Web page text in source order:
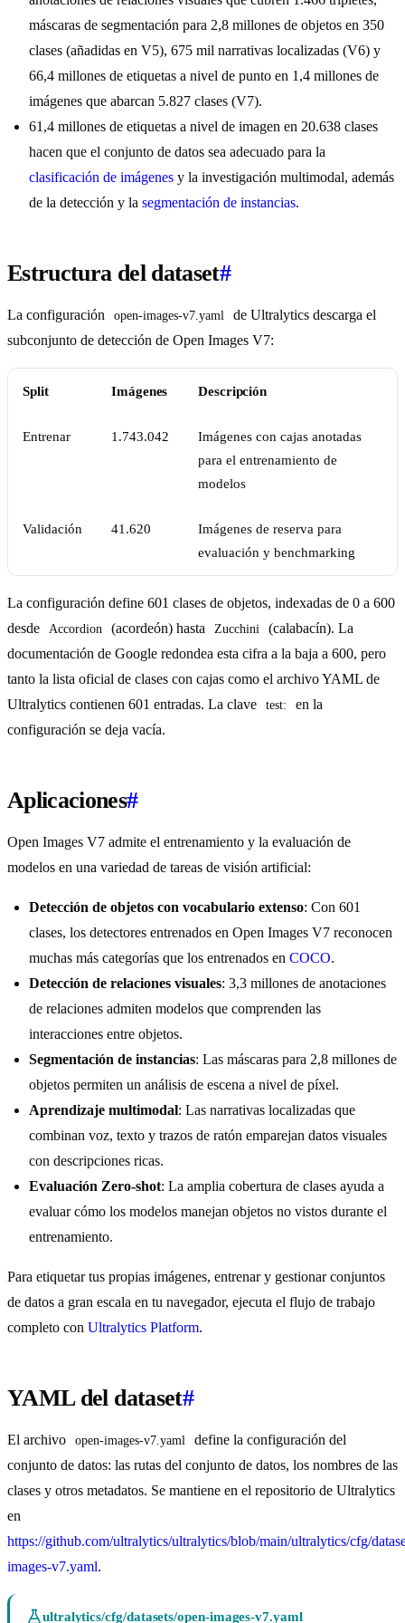
máscaras de segmentación para 2,8 millones de objetos en 350
clases (añadidas en V5), 675 mil narrativas localizadas (V6) y
66,4 millones de etiquetas a nivel de punto en 1,4 millones de
imágenes que abarcan 5.827 clases (V7).
61,4 millones de etiquetas a nivel de imagen en 20.638 clases
hacen que el conjunto de datos sea adecuado para la
clasificación de imágenes y la investigación multimodal, además
de la detección y la segmentación de instancias.
Estructura del dataset#
La configuración open-images-v7.yaml
de Ultralytics descarga el
subconjunto de detección de Open Images V7:
Split Imágenes Descripción
Entrenar 1.743.042
Imágenes con cajas anotadas
para el entrenamiento de
modelos
Validación 41.620
Imágenes de reserva para
evaluación y benchmarking
La configuración define 601 clases de objetos, indexadas de 0 a 600
desde
Accordion (acordeón) hasta Zucchini
(calabacín). La
documentación de Google redondea esta cifra a la baja a 600, pero
tanto la lista oficial de clases con cajas como el archivo YAML de
Ultralytics contienen 601 entradas. La clave
test:
en la
configuración se deja vacía.
Aplicaciones#
Open Images V7 admite el entrenamiento y la evaluación de
modelos en una variedad de tareas de visión artificial:
Detección de objetos con vocabulario extenso: Con 601
clases, los detectores entrenados en Open Images V7 reconocen
muchas más categorías que los entrenados en COCO.
Detección de relaciones visuales: 3,3 millones de anotaciones
de relaciones admiten modelos que comprenden las
interacciones entre objetos.
Segmentación de instancias: Las máscaras para 2,8 millones de
objetos permiten un análisis de escena a nivel de píxel.
Aprendizaje multimodal: Las narrativas localizadas que
combinan voz, texto y trazos de ratón emparejan datos visuales
con descripciones ricas.
Evaluación Zero-shot: La amplia cobertura de clases ayuda a
evaluar cómo los modelos manejan objetos no vistos durante el
entrenamiento.
Para etiquetar tus propias imágenes, entrenar y gestionar conjuntos
de datos a gran escala en tu navegador, ejecuta el flujo de trabajo
completo con Ultralytics Platform.
YAML del dataset#
El archivo open-images-v7.yaml
define la configuración del
conjunto de datos: las rutas del conjunto de datos, los nombres de las
clases y otros metadatos. Se mantiene en el repositorio de Ultralytics
en
https://github.com/ultralytics/ultralytics/blob/main/ultralytics/cfg/
images-v7.yaml.
ultralytics/cfg/datasets/open-images-v7.yaml